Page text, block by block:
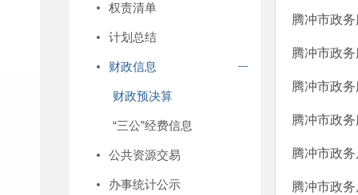
权责清单
计划总结
财政信息
财政预决算
“三公”经费信息
公共资源交易
办事统计公示
腾冲市政
腾冲市政
腾冲市政
腾冲市政
腾冲市政
腾冲市政